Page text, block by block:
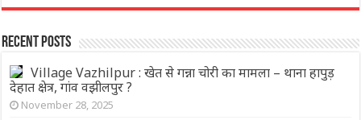
Recent Posts
Village Vazhilpur : खेत से गन्ना चोरी का मामला – थाना हापुड़
देहात क्षेत्र, गांव वझीलपुर ?
November 28, 2025